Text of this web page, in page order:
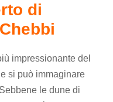
di
impressionante del
si può immaginare
le dune di